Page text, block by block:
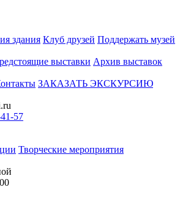
здания Клуб друзей Поддержать музей
выставки Архив выставок
ЗАКАЗАТЬ ЭКСКУРСИЮ
57
Творческие мероприятия